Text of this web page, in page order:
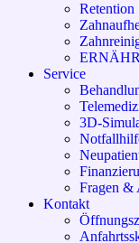
Retention
Service
3D-
Fragen &
Kontakt